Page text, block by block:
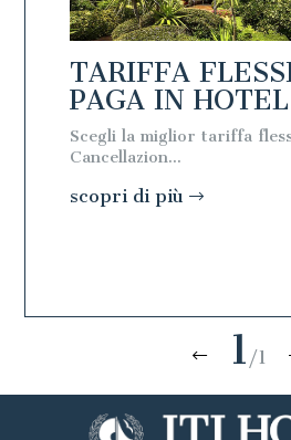
TARIFFA
PAGA IN HOTEL
Scegli la miglior tariffa
Cancellazion...
scopri di più
1 /1